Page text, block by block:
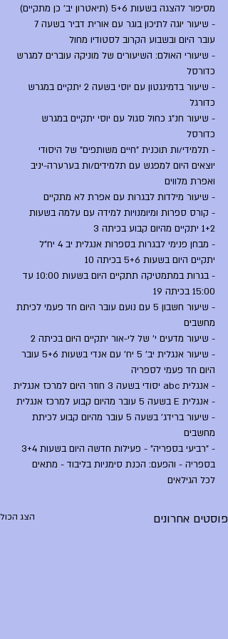
מסיפור להצגה בשעות 5+6 (תיאטרון יב' כן מתקיים)
עובר היום ובשבוע הקרוב לסטודיו מחול
- שיעורי האולם: השיעורים של מוניקה עוברים למגרש
כדורסל
- שיעור בדמינגטון עם יוסי בשעה 2 יתקיים במגרש
כדורגל
- שיעור חנ"ג כחול סגול עם יוסי יתקיים במגרש
כדורסל
- תלמידי/ות תוכנית "חיים משותפים" של היסודי
יוצאים היום למפגש עם תלמידים/ות בערערה-יניב
ואפרת מלווים
- שיעור מילדות לבגרות עם אפרת לא מתקיים
- קורס ספרות ומיומנויות למידה עם עלמה בשעות
1+2 יתקיים מהיום קבוע בכיתה 3
- מבחן פנימי לבגרות בספרות אנגלית יב 4 יח"ל
יתקיים היום בשעות 5+6 בכיתה 10
- בגרות במתמטיקה תתקיים היום בשעות 10:00 עד
15:00 בכיתה 19
- שיעור חשבון 5 עם נועם עובר היום חד פעמי לכיתת
מחשבים
- שיעור מדעים י' של לי-אור יתקיים היום בכיתה 2
- שיעור אנגלית יב' 5 יח' עם אנדי בשעות 5+6 עובר
היום חד פעמי לספריה
- אנגלית abc יסודי בשעה 3 חוזר היום למרכז אנגלית
- אנגלית E בשעה 5 עובר מהיום קבוע למרכז אנגלית
- שיעור ברידג' בשעה 5 עובר מהיום קבוע לכיתת
מחשבים
בספריה - והפעם: הכנת סימניות בליבוד - מתאים
לכל הגילאים
פוסטים אחרונים הצג הכול